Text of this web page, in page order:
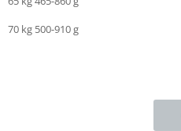
70 kg 500-910 g